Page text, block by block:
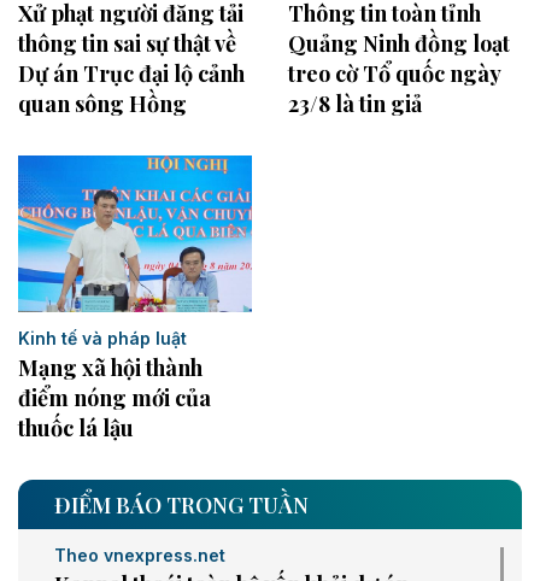
Xử phạt người đăng tải
thông tin sai sự thật về
Dự án Trục đại lộ cảnh
quan sông Hồng
Thông tin toàn tỉnh
Quảng Ninh đồng loạt
treo cờ Tổ quốc ngày
23/8 là tin giả
Kinh tế và pháp luật
Mạng xã hội thành
điểm nóng mới của
thuốc lá lậu
ĐIỂM BÁO TRONG TUẦN
Theo vnexpress.net